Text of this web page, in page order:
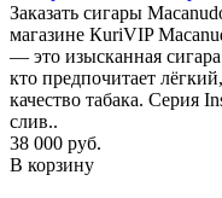
Заказать сигары
магазине КuriVIP
— это изысканная
кто предпочитает
качество табака. Серия
слив..
38 000 руб.
В корзину